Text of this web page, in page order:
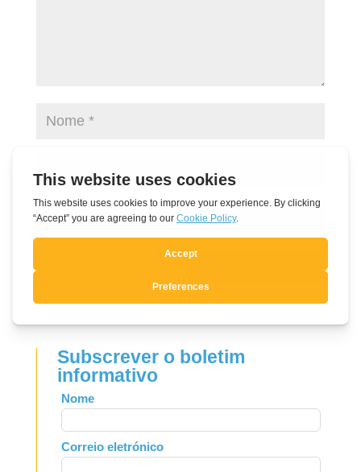
Subscrever o boletim
informativo
Leave
this
field
blank
Nome
Correio eletrónico